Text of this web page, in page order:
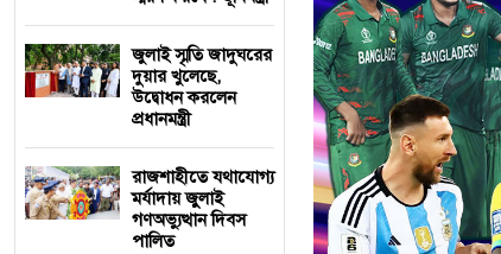
জুলাই স্মৃতি জাদুঘরের
দুয়ার খুলেছে,
উদ্বোধন করলেন
প্রধানমন্ত্রী
রাজশাহীতে যথাযোগ্য
মর্যাদায় জুুলাই
গণঅভ্যুত্থান দিবস
পালিত